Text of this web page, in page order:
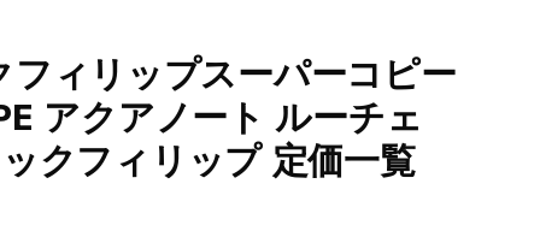
フィリップスーパーコピー
アクアノート ルーチェ
クフィリップ 定価一覧